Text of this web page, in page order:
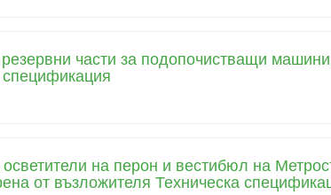
части за подопочистващи
на перон и вестибюл на
от възложителя Техническа